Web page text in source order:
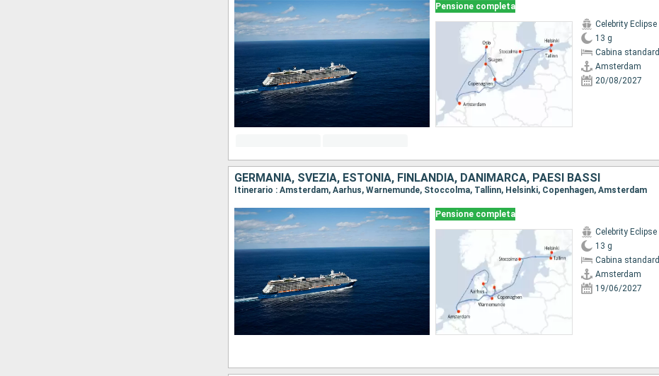
Pensione completa
Celebrity Eclipse
13 g
Cabina standard
Amsterdam
20/08/2027
GERMANIA, SVEZIA, ESTONIA, FINLANDIA, DANIMARCA, PAESI BASSI
Itinerario : Amsterdam, Aarhus, Warnemunde, Stoccolma, Tallinn, Helsinki, Copenhagen, Amsterdam
Pensione completa
Celebrity Eclipse
13 g
Cabina standard
Amsterdam
19/06/2027